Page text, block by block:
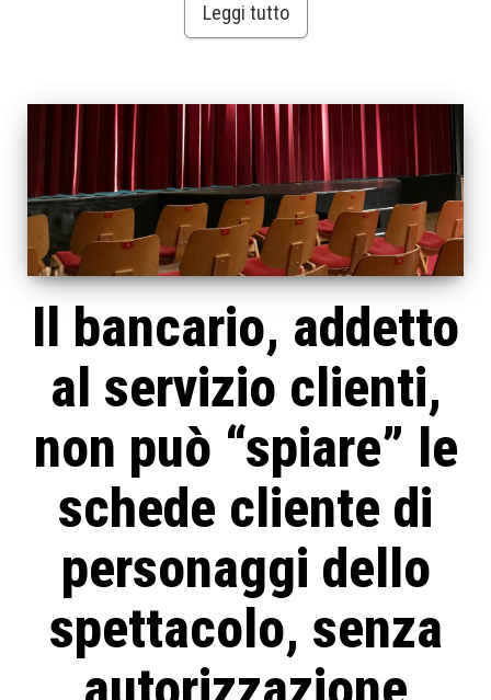
Leggi tutto
Il bancario, addetto
al servizio clienti,
non può “spiare” le
schede cliente di
personaggi dello
spettacolo, senza